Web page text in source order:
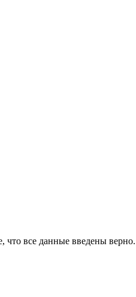
что все данные введены верно.